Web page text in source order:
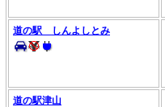
道の駅 しんよしとみ
道の駅津山